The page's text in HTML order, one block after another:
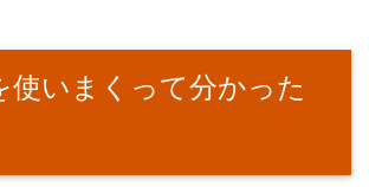
使いまくって分かった